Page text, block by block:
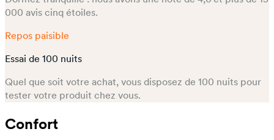
000 avis cinq étoiles.
Repos paisible
Essai de 100 nuits
Quel que soit votre achat, vous disposez de 100 nuits pour
tester votre produit chez vous.
Confort